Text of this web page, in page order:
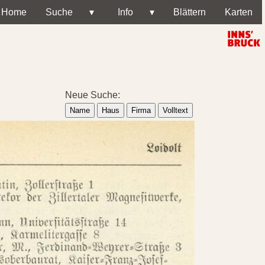
Home Suche ▾ Info ▾ Blättern Karten
Neue Suche:
Name Haus Firma Volltext